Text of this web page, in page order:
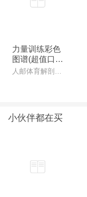
力量训练彩色
图谱(超值口袋
版)
小伙伴都在买